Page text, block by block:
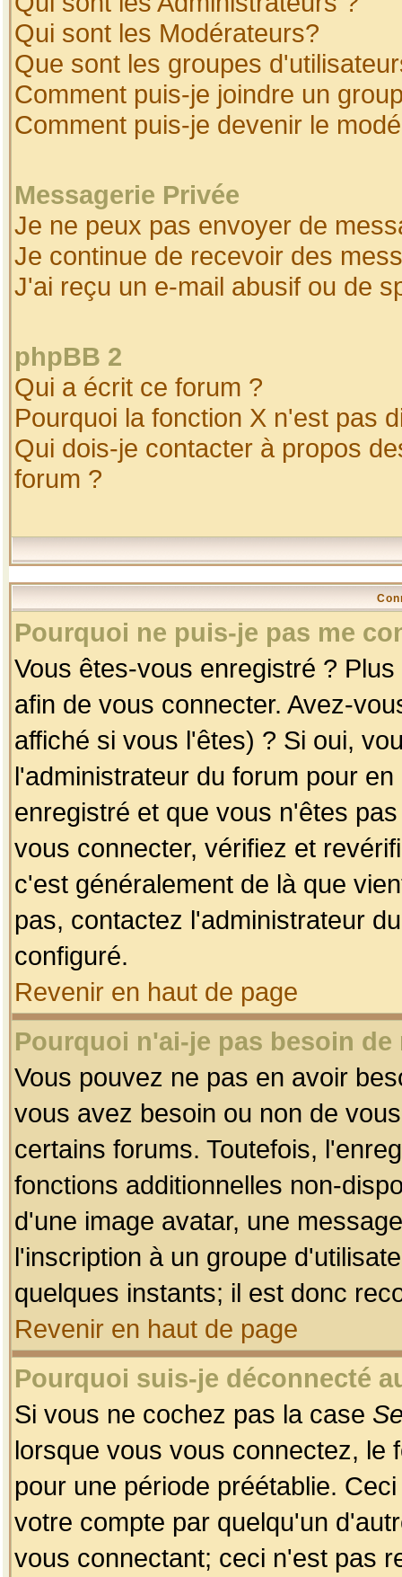
Qui sont les Modérateurs?
Que sont les groupes
Comment puis-je joindre un
Comment puis-je devenir le
Messagerie Privée
Je ne peux pas envoyer de
Je continue de recevoir des
J'ai reçu un e-mail abusif ou de
phpBB 2
Qui a écrit ce forum ?
Pourquoi la fonction X n'est pas
Qui dois-je contacter à propos
forum ?
Pourquoi ne puis-je pas me
Vous êtes-vous enregistré ?
afin de vous connecter. Avez-
affiché si vous l'êtes) ? Si oui,
l'administrateur du forum pour
enregistré et que vous n'êtes
vous connecter, vérifiez et
c'est généralement de là que
pas, contactez l'administrateur
configuré.
Revenir en haut de page
Pourquoi n'ai-je pas besoin
Vous pouvez ne pas en avoir
vous avez besoin ou non de
certains forums. Toutefois,
fonctions additionnelles non-
d'une image avatar, une
l'inscription à un groupe
quelques instants; il est donc
Revenir en haut de page
Pourquoi suis-je déconnecté
Si vous ne cochez pas la case
lorsque vous vous connectez, le
pour une période préétablie.
votre compte par quelqu'un
vous connectant; ceci n'est pas